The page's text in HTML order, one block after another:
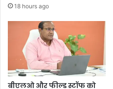
18 hours ago
बीएलओ और फील्ड स्टॉफ को